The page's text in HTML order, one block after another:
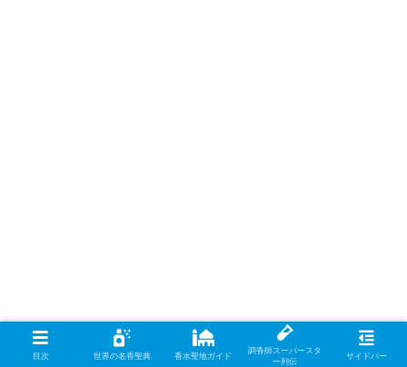
目次 世界の名香聖典 香水聖地ガイド
調香師スーパースタ
ー列伝
サイドバー